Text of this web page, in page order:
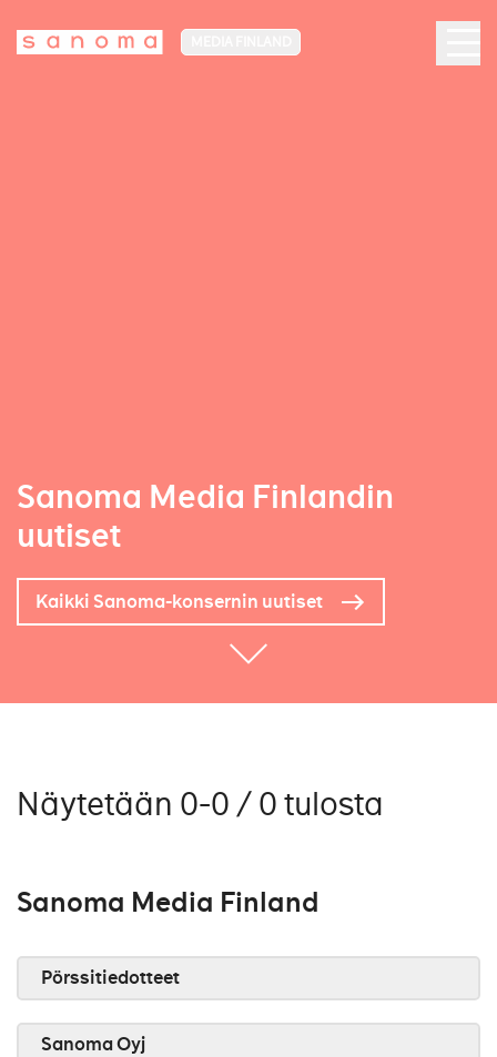
Sanoma Media Finlandin
uutiset
Kaikki Sanoma-konsernin uutiset
Näytetään 0-0 / 0 tulosta
Sanoma Media Finland
Pörssitiedotteet
Sanoma Oyj